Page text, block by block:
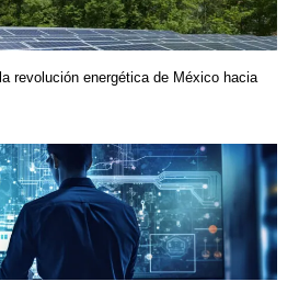
revolución energética de México hacia